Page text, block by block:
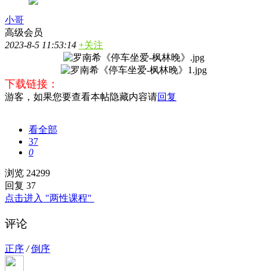
小哥
高级会员
2023-8-5 11:53:14 +关注
下载链接：
游客，如果您要查看本帖隐藏内容请回复
看全部
37
0
浏览 24299
回复 37
点击进入 "两性课程"
评论
正序 / 倒序